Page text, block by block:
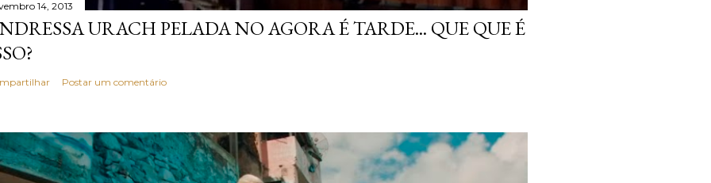
14, 2013
URACH PELADA NO AGORA É TARDE... QUE QUE É
Postar um comentário